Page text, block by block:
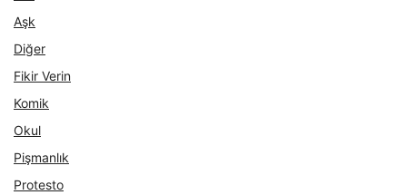
Aşk
Diğer
Fikir Verin
Komik
Okul
Pişmanlık
Protesto